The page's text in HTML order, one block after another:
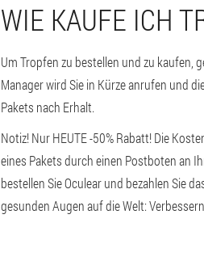
WIE KAUFE ICH
Um Tropfen zu bestellen und zu kaufen,
Manager wird Sie in Kürze anrufen und
Pakets nach Erhalt.
Notiz! Nur HEUTE -50% Rabatt! Die
eines Pakets durch einen Postboten an
bestellen Sie Oculear und bezahlen Sie
gesunden Augen auf die Welt: